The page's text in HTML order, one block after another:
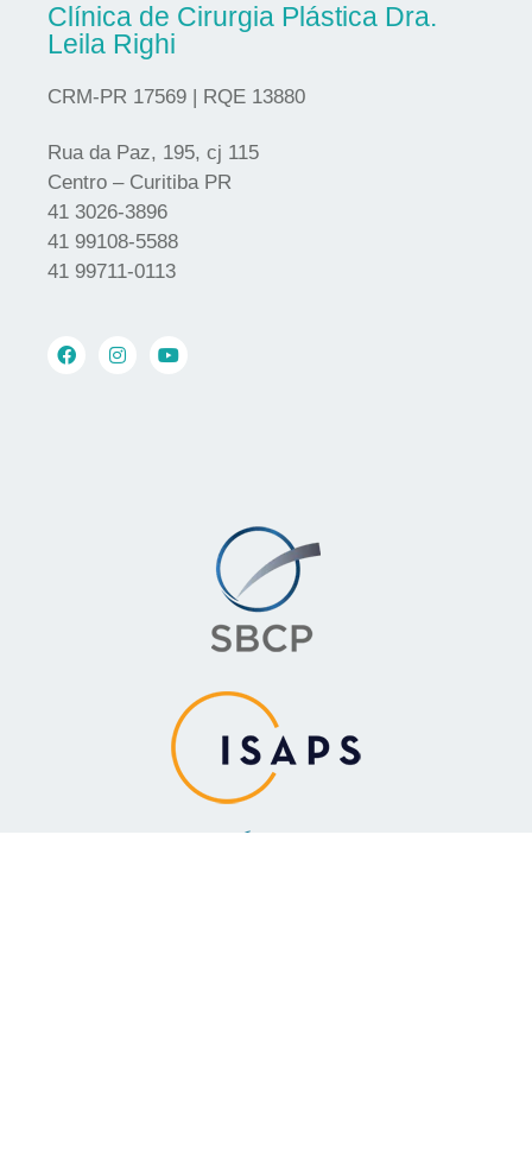
Clínica de Cirurgia Plástica Dra.
Leila Righi
CRM-PR 17569 | RQE 13880
Rua da Paz, 195, cj 115
Centro – Curitiba PR
41 3026-3896
41 99108-5588
41 99711-0113